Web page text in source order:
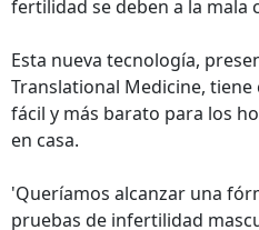
fertilidad se deben a la mala
Esta nueva tecnología,
Translational Medicine,
fácil y más barato para los
en casa.
'Queríamos alcanzar una
pruebas de infertilidad